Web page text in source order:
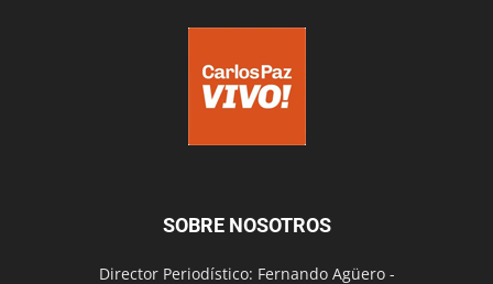
SOBRE NOSOTROS
Director Periodístico: Fernando Agüero -